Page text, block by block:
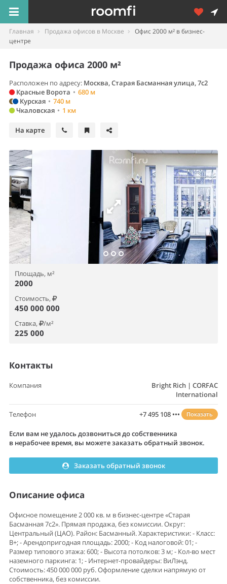
Главная Продажа офисов в Москве
Офис 2000 м² в бизнес-
центре
Продажа офиса 2000 м²
Расположен по адресу: Москва, Старая Басманная улица, 7с2
Красные Ворота • 680 м
Курская • 740 м
Чкаловская • 1 км
На карте
Площадь, м²
2000
Стоимость,
450 000 000
Ставка, /м²
225 000
Контакты
Компания
Bright Rich | CORFAC
International
Телефон +7 495 108 ••• Показать
Если вам не удалось дозвониться до собственника
в нерабочее время, вы можете заказать обратный звонок.
Заказать обратный звонок
Описание офиса
Офисное помещение 2 000 кв. м в бизнес-центре «Старая
Басманная 7с2». Прямая продажа, без комиссии. Округ:
Центральный (ЦАО). Район: Басманный. Характеристики: - Класс:
B+; - Арендопригодная площадь: 2000; - Код налоговой: 01; -
Размер типового этажа: 600; - Высота потолков: 3 м; - Кол-во мест
наземного паркинга: 1; - Интернет-провайдеры: ВиЛэнд.
Стоимость: 450 000 000 руб. Оформление сделки напрямую от
собственника, без комиссии.